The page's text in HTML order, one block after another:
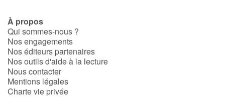
À propos
Qui sommes-nous ?
Nos engagements
Nos éditeurs partenaires
Nos outils d'aide à la lecture
Nous contacter
Mentions légales
Charte vie privée